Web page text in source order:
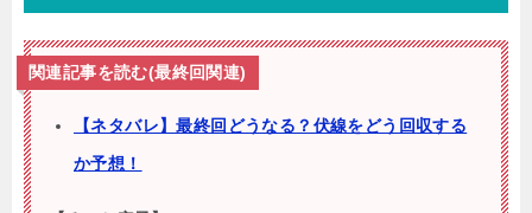
関連記事を読む(最終回関連)
【ネタバレ】最終回どうなる？伏線をどう回収する
か予想！